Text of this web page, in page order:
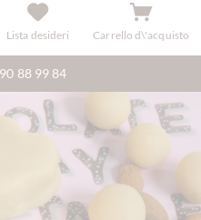
Lista desideri Carrello d\'acquisto
88 99 84